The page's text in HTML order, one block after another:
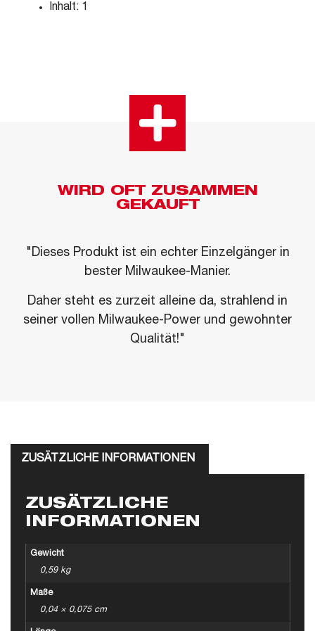
Inhalt: 1
WIRD OFT ZUSAMMEN
GEKAUFT
"Dieses Produkt ist ein echter Einzelgänger in
bester Milwaukee-Manier.
Daher steht es zurzeit alleine da, strahlend in
seiner vollen Milwaukee-Power und gewohnter
Qualität!"
ZUSÄTZLICHE INFORMATIONEN
ZUSÄTZLICHE
INFORMATIONEN
Gewicht
0,59 kg
Maße
0,04 × 0,075 cm